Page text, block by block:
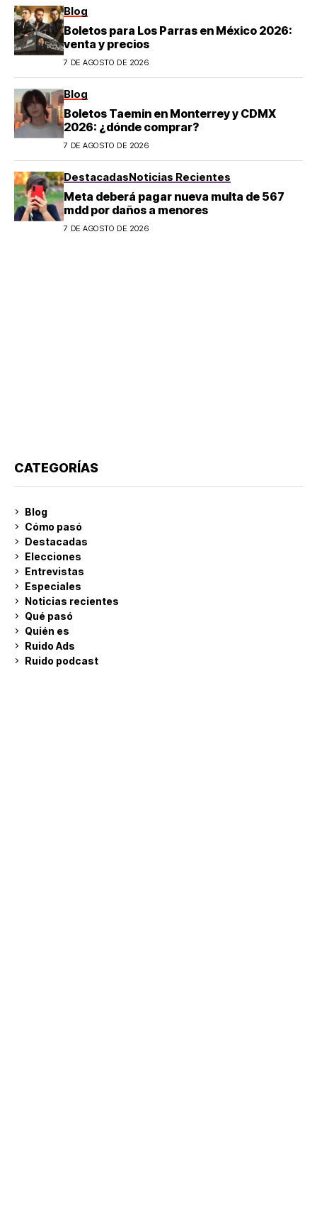
Blog
Boletos para Los Parras en México 2026:
venta y precios
7 DE AGOSTO DE 2026
Blog
Boletos Taemin en Monterrey y CDMX
2026: ¿dónde comprar?
7 DE AGOSTO DE 2026
DestacadasNoticias Recientes
Meta deberá pagar nueva multa de 567
mdd por daños a menores
7 DE AGOSTO DE 2026
CATEGORÍAS
Blog
Cómo pasó
Destacadas
Elecciones
Entrevistas
Especiales
Noticias recientes
Qué pasó
Quién es
Ruido Ads
Ruido podcast